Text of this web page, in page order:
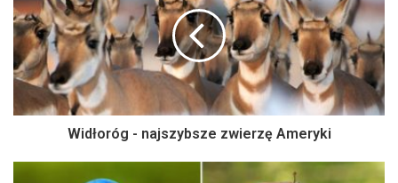
Widłoróg - najszybsze zwierzę Ameryki